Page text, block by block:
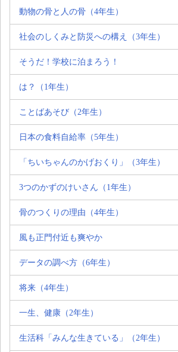
動物の骨と人の骨（4年生）
社会のしくみと防災への構え（3年生）
そうだ！学校に泊まろう！
は？（1年生）
ことばあそび（2年生）
日本の食料自給率（5年生）
「ちいちゃんのかげおくり」（3年生）
3つのかずのけいさん（1年生）
骨のつくりの理由（4年生）
風も正門付近も爽やか
データの調べ方（6年生）
将来（4年生）
一生、健康（2年生）
生活科「みんな生きている」（2年生）